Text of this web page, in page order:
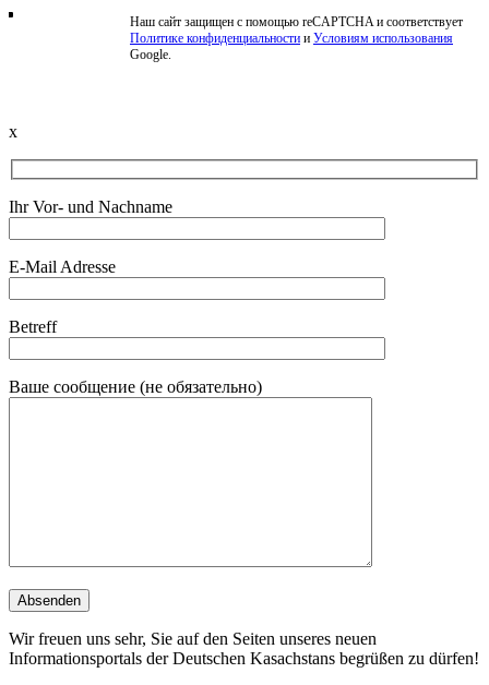
Beschwerde einreichen
Наш сайт защищен с помощью reCAPTCHA и соответствует
Политике конфиденциальности и Условиям использования
Google.
x
Ihr Vor- und Nachname
E-Mail Adresse
Betreff
Ваше сообщение (не обязательно)
Wir freuen uns sehr, Sie auf den Seiten unseres neuen
Informationsportals der Deutschen Kasachstans begrüßen zu dürfen!